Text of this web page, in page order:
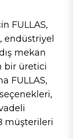
FULLAS,
endüstriyel
mekan
bir üretici
FULLAS,
müşterileri